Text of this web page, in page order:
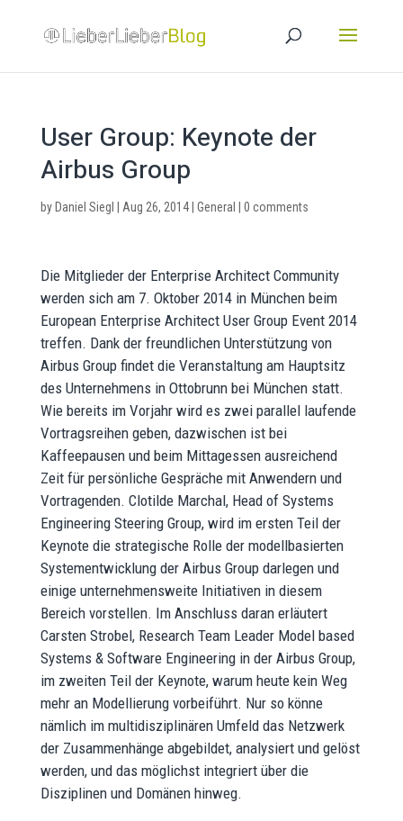
User Group: Keynote der
Airbus Group
by Daniel Siegl Aug 26, 2014| General 0 comments
Die Mitglieder der Enterprise Architect Community
werden sich am 7. Oktober 2014 in München beim
European Enterprise Architect User Group Event 2014
treffen. Dank der freundlichen Unterstützung von
Airbus Group findet die Veranstaltung am Hauptsitz
des Unternehmens in Ottobrunn bei München statt.
Wie bereits im Vorjahr wird es zwei parallel laufende
Vortragsreihen geben, dazwischen ist bei
Kaffeepausen und beim Mittagessen ausreichend
Zeit für persönliche Gespräche mit Anwendern und
Vortragenden. Clotilde Marchal, Head of Systems
Engineering Steering Group, wird im ersten Teil der
Keynote die strategische Rolle der modellbasierten
Systementwicklung der Airbus Group darlegen und
einige unternehmensweite Initiativen in diesem
Bereich vorstellen. Im Anschluss daran erläutert
Carsten Strobel, Research Team Leader Model based
Systems & Software Engineering in der Airbus Group,
im zweiten Teil der Keynote, warum heute kein Weg
mehr an Modellierung vorbeiführt. Nur so könne
nämlich im multidisziplinären Umfeld das Netzwerk
der Zusammenhänge abgebildet, analysiert und gelöst
werden, und das möglichst integriert über die
Disziplinen und Domänen hinweg.